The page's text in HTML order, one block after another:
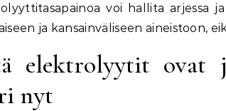
voi hallita arjessa
ja kansainväliseen aineistoon,
elektrolyytit ovat
nyt